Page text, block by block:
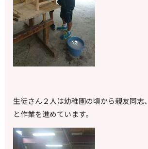
生徒さん２人は幼稚園の頃から親友同志
と作業を進めています。